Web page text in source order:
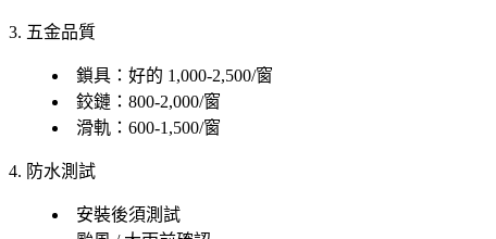
3. 五金品質
鎖具：好的 1,000-2,500/窗
鉸鏈：800-2,000/窗
滑軌：600-1,500/窗
4. 防水測試
安裝後須測試